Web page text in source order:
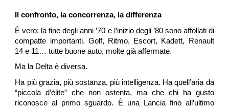
Il confronto, la concorrenza, la differenza
È vero: la fine degli anni ’70 e l’inizio degli ’80 sono affollati di
compatte importanti. Golf, Ritmo, Escort, Kadett, Renault
14 e 11… tutte buone auto, molte già affermate.
Ma la Delta è diversa.
Ha più grazia, più sostanza, più intelligenza. Ha quell’aria da
“piccola d’élite” che non ostenta, ma che chi ha gusto
riconosce al primo sguardo. È una Lancia fino all’ultimo